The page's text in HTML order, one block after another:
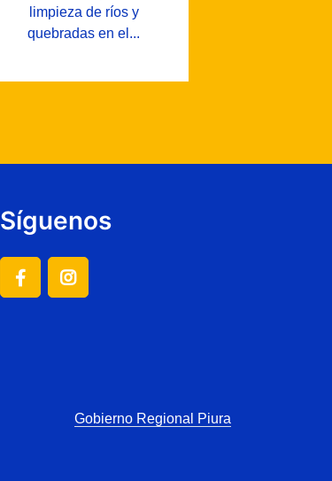
limpieza de ríos y
quebradas en el...
Síguenos
Gobierno Regional Piura